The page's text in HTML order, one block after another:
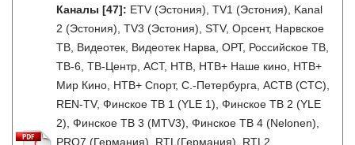
Каналы [47]: ETV (Эстония), TV1 (Эстония), Kanal
2 (Эстония), TV3 (Эстония), STV, Орсент, Нарвское
ТВ, Видеотек, Видеотек Нарва, ОРТ, Российское ТВ,
ТВ-6, ТВ-Центр, АСТ, НТВ, НТВ+ Наше кино, НТВ+
Мир Кино, НТВ+ Спорт, С.-Петербурга, АСТВ (СТС),
REN-TV, Финское ТВ 1 (YLE 1), Финское ТВ 2 (YLE
2), Финское ТВ 3 (MTV3), Финское ТВ 4 (Nelonen),
PRO7 (Германия), RTL(Германия), RTL2